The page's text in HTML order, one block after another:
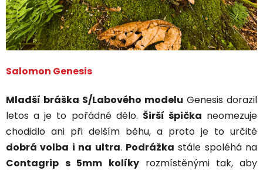
Salomon Genesis
Mladší bráška S/Labového modelu Genesis dorazil
letos a je to pořádné dělo. Širší špička neomezuje
chodidlo ani při delším běhu, a proto je to určitě
dobrá volba i na ultra. Podrážka stále spoléhá na
Contagrip s 5mm kolíkyrozmístěnými tak, aby